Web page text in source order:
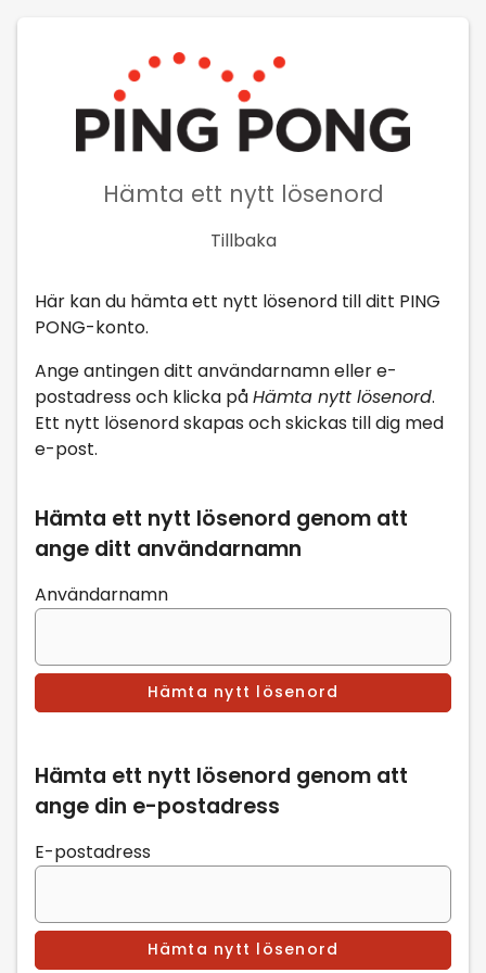
Hämta ett nytt lösenord
Tillbaka
Här kan du hämta ett nytt lösenord till ditt PING
PONG-konto.
Ange antingen ditt användarnamn eller e-
postadress och klicka påHämta nytt lösenord.
Ett nytt lösenord skapas och skickas till dig med
e-post.
Hämta ett nytt lösenord genom att
ange ditt användarnamn
Användarnamn
Hämta ett nytt lösenord genom att
ange din e-postadress
E-postadress